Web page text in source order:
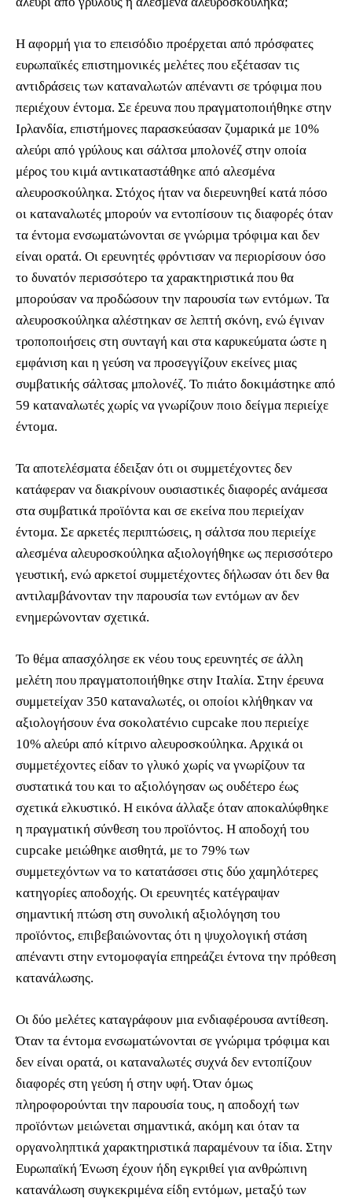
Η αφορμή για το επεισόδιο προέρχεται από πρόσφατες
ευρωπαϊκές επιστημονικές μελέτες που εξέτασαν τις
αντιδράσεις των καταναλωτών απέναντι σε τρόφιμα που
περιέχουν έντομα. Σε έρευνα που πραγματοποιήθηκε στην
Ιρλανδία, επιστήμονες παρασκεύασαν ζυμαρικά με 10%
αλεύρι από γρύλους και σάλτσα μπολονέζ στην οποία
μέρος του κιμά αντικαταστάθηκε από αλεσμένα
αλευροσκούληκα. Στόχος ήταν να διερευνηθεί κατά πόσο
οι καταναλωτές μπορούν να εντοπίσουν τις διαφορές όταν
τα έντομα ενσωματώνονται σε γνώριμα τρόφιμα και δεν
είναι ορατά. Οι ερευνητές φρόντισαν να περιορίσουν όσο
το δυνατόν περισσότερο τα χαρακτηριστικά που θα
μπορούσαν να προδώσουν την παρουσία των εντόμων. Τα
αλευροσκούληκα αλέστηκαν σε λεπτή σκόνη, ενώ έγιναν
τροποποιήσεις στη συνταγή και στα καρυκεύματα ώστε η
εμφάνιση και η γεύση να προσεγγίζουν εκείνες μιας
συμβατικής σάλτσας μπολονέζ. Το πιάτο δοκιμάστηκε από
59 καταναλωτές χωρίς να γνωρίζουν ποιο δείγμα περιείχε
έντομα.
Τα αποτελέσματα έδειξαν ότι οι συμμετέχοντες δεν
κατάφεραν να διακρίνουν ουσιαστικές διαφορές ανάμεσα
στα συμβατικά προϊόντα και σε εκείνα που περιείχαν
έντομα. Σε αρκετές περιπτώσεις, η σάλτσα που περιείχε
αλεσμένα αλευροσκούληκα αξιολογήθηκε ως περισσότερο
γευστική, ενώ αρκετοί συμμετέχοντες δήλωσαν ότι δεν θα
αντιλαμβάνονταν την παρουσία των εντόμων αν δεν
ενημερώνονταν σχετικά.
Το θέμα απασχόλησε εκ νέου τους ερευνητές σε άλλη
μελέτη που πραγματοποιήθηκε στην Ιταλία. Στην έρευνα
συμμετείχαν 350 καταναλωτές, οι οποίοι κλήθηκαν να
αξιολογήσουν ένα σοκολατένιο cupcake που περιείχε
10% αλεύρι από κίτρινο αλευροσκούληκα. Αρχικά οι
συμμετέχοντες είδαν το γλυκό χωρίς να γνωρίζουν τα
συστατικά του και το αξιολόγησαν ως ουδέτερο έως
σχετικά ελκυστικό. Η εικόνα άλλαξε όταν αποκαλύφθηκε
η πραγματική σύνθεση του προϊόντος. Η αποδοχή του
cupcake μειώθηκε αισθητά, με το 79% των
συμμετεχόντων να το κατατάσσει στις δύο χαμηλότερες
κατηγορίες αποδοχής. Οι ερευνητές κατέγραψαν
σημαντική πτώση στη συνολική αξιολόγηση του
προϊόντος, επιβεβαιώνοντας ότι η ψυχολογική στάση
απέναντι στην εντομοφαγία επηρεάζει έντονα την πρόθεση
κατανάλωσης.
Οι δύο μελέτες καταγράφουν μια ενδιαφέρουσα αντίθεση.
Όταν τα έντομα ενσωματώνονται σε γνώριμα τρόφιμα και
δεν είναι ορατά, οι καταναλωτές συχνά δεν εντοπίζουν
διαφορές στη γεύση ή στην υφή. Όταν όμως
πληροφορούνται την παρουσία τους, η αποδοχή των
προϊόντων μειώνεται σημαντικά, ακόμη και όταν τα
οργανοληπτικά χαρακτηριστικά παραμένουν τα ίδια. Στην
Ευρωπαϊκή Ένωση έχουν ήδη εγκριθεί για ανθρώπινη
κατανάλωση συγκεκριμένα είδη εντόμων, μεταξύ των